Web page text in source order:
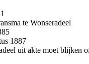
te Wonseradeel
1887
uit akte moet blijken